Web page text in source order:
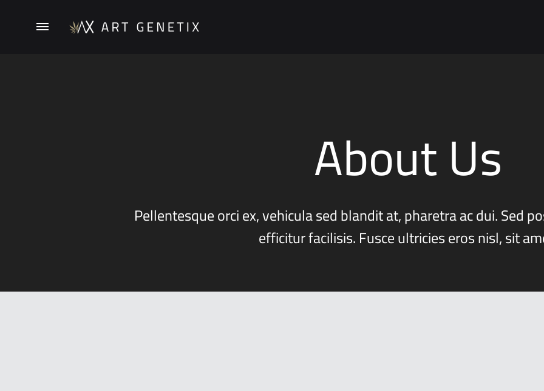
ArtGenetix
About Us
Pellentesque orci ex, vehicula sed blandit at, pharetra ac dui. Sed
efficitur facilisis. Fusce ultricies eros nisl, sit